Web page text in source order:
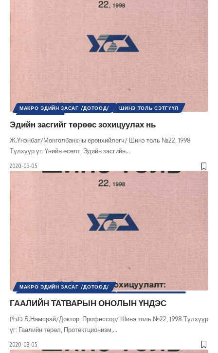
МАКРО ЭДИЙН ЗАСАГ /ДОТООД/
ШИНЭ ТОЛЬ СЭТГҮҮЛ
Эдийн засгийг төрөөс зохицуулах нь
Ж.Үнэнбат/Монголбанкны ерөнхийлөгч/ Шинэ толь №22, 1998
Түлхүүр үг: Үнийн өсөлт, Эдийн засгийн…
2020-03-05
МАКРО ЭДИЙН ЗАСАГ /ДОТООД/
ШИНЭ ТОЛЬ СЭТГҮҮЛ
ЭДИЙН ЗАСАГ
ГААЛИЙН ТАТВАРЫН ОНОЛЫН ҮНДЭС
Ph.D Б.Намсрай/Доктор, Профессор/ Шинэ толь №22, 1998 Түлхүүр
үг: Гаалийн төрөл, Протектционизм, …
2020-03-05